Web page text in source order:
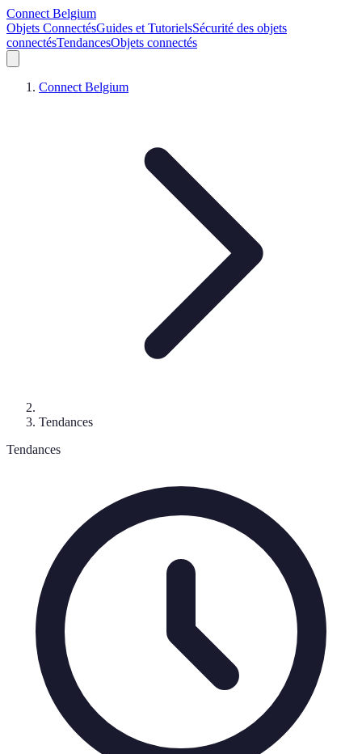
Connect Belgium
Objets ConnectésGuides et TutorielsSécurité des objets
connectésTendancesObjets connectés
Connect Belgium
Tendances
Tendances